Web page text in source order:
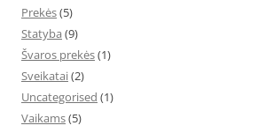
Prekės(5)
Statyba (9)
Švaros prekės(1)
Sveikatai(2)
Uncategorised (1)
Vaikams(5)